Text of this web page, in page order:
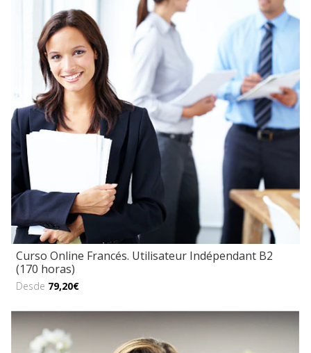
Curso Online Francés. Utilisateur Indépendant B2
(170 horas)
Desde 79,20€